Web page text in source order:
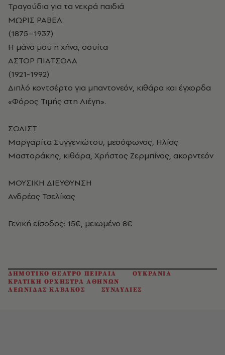
Τραγούδια για τα νεκρά παιδιά
ΜΩΡΙΣ ΡΑΒΕΛ
(1875–1937)
Η μάνα μου η χήνα, σουίτα
ΑΣΤΟΡ ΠΙΑΤΣΟΛΑ
(1921-1992)
Διπλό κοντσέρτο για μπαντονεόν, κιθάρα και έγχορδα
«Φόρος Τιμής στη Λιέγη».
ΣΟΛΙΣΤ
Μαργαρίτα Συγγενιώτου, μεσόφωνος, Ηλίας
Μαστοράκης, κιθάρα, Χρήστος Ζερμπίνος, ακορντεόν
ΜΟΥΣΙΚΗ ΔΙΕΥΘΥΝΣΗ
Ανδρέας Τσελίκας
Γενική είσοδος: 15€, μειωμένο 8€
ΔΗΜΟΤΙΚΟ ΘΕΑΤΡΟ ΠΕΙΡΑΙΑ
ΟΥΚΡΑΝΙΑ
ΚΡΑΤΙΚΗ ΟΡΧΗΣΤΡΑ ΑΘΗΝΩΝ
ΛΕΩΝΙΔΑΣ ΚΑΒΑΚΟΣ
ΣΥΝΑΥΛΙΕΣ